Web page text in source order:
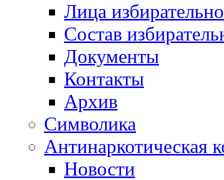
Лица
Состав
Документы
Контакты
Архив
Символика
Антинаркотическая
Новости